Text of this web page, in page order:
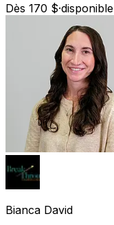
Dès 170 $·disponible
Bianca David